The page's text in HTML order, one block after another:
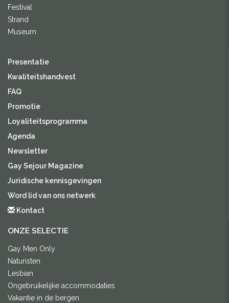
Festival
Strand
Museum
Presentatie
Kwaliteitshandvest
FAQ
Promotie
Loyaliteitsprogramma
Agenda
Newsletter
Gay Sejour Magazine
Juridische kennisgevingen
Word lid van ons netwerk
Kontact
ONZE SELECTIE
Gay Men Only
Naturisten
Lesbian
Ongebruikelijke accommodaties
Vakantie in de bergen